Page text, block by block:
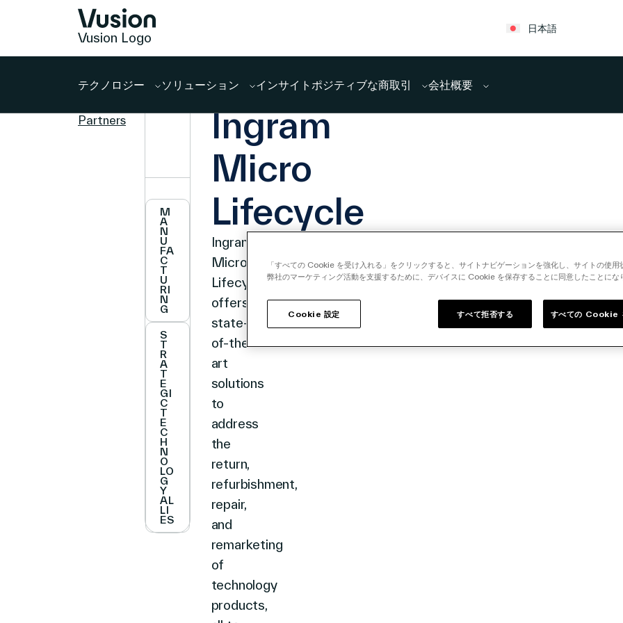
Vusion Logo
日本語
テクノロジー ソリューション インサイト ポジティブな商取引 会社概要
Partners
M
A
N
U
FA
C
T
U
RI
N
G
S
T
R
A
T
E
GI
C
T
E
C
H
N
O
LO
G
Y
AL
LI
ES
Ingram
Micro
Lifecycle
Ingram
Micro
Lifecycle
offers
state-
of-the-
art
solutions
to
address
the
return,
refurbishment,
repair,
and
remarketing
of
technology
products,
「すべての Cookie を受け入れる」をクリックすると、サイトナビゲーションを強化し、サイトの使用
弊社のマーケティング活動を支援するために、デバイスに Cookie を保存することに同意したことにな
すべて拒否する すべての Cookie
Cookie 設定